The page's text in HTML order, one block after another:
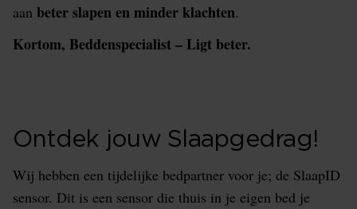
aan beter slapen en minder klachten.
Kortom, Beddenspecialist – Ligt beter.
Ontdek jouw Slaapgedrag!
Wij hebben een tijdelijke bedpartner voor je; de SlaapID
sensor. Dit is een sensor die thuis in je eigen bed je